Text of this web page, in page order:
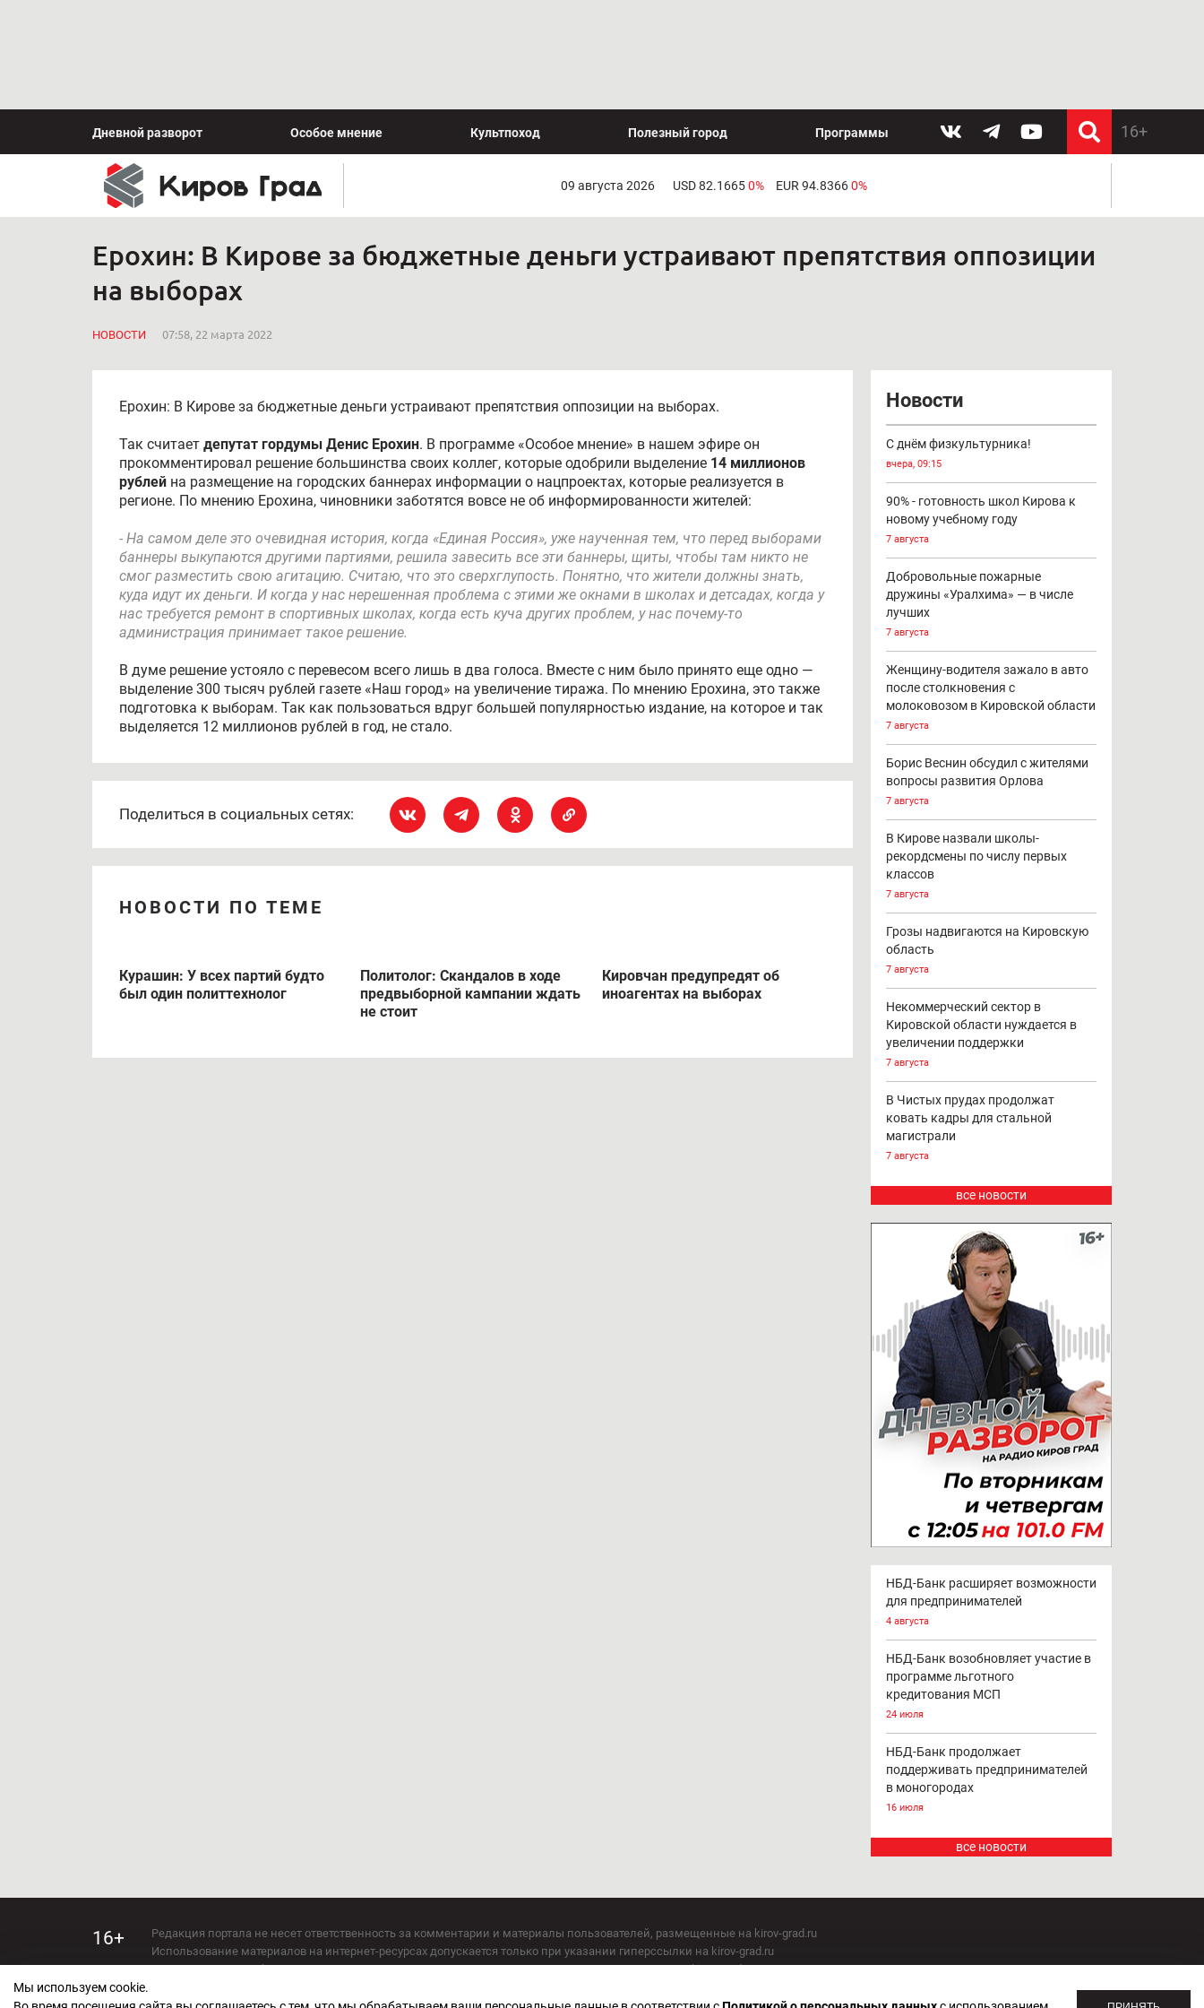
Дневной разворот Особое мнение Культпоход Полезный город Программы
09 августа 2026 USD 82.16650% EUR 94.83660%
Ерохин: В Кирове за бюджетные деньги устраивают препятствия оппозиции
на выборах
НОВОСТИ 07:58, 22 марта 2022
Ерохин: В Кирове за бюджетные деньги устраивают препятствия оппозиции на выборах.
Так считает депутат гордумы Денис Ерохин. В программе «Особое мнение» в нашем эфире он
прокомментировал решение большинства своих коллег, которые одобрили выделение 14 миллионов
рублей на размещение на городских баннерах информации о нацпроектах, которые реализуется в
регионе. По мнению Ерохина, чиновники заботятся вовсе не об информированности жителей:
- На самом деле это очевидная история, когда «Единая Россия», уже наученная тем, что перед выборами
баннеры выкупаются другими партиями, решила завесить все эти баннеры, щиты, чтобы там никто не
смог разместить свою агитацию. Считаю, что это сверхглупость. Понятно, что жители должны знать,
куда идут их деньги. И когда у нас нерешенная проблема с этими же окнами в школах и детсадах, когда у
нас требуется ремонт в спортивных школах, когда есть куча других проблем, у нас почему-то
администрация принимает такое решение.
В думе решение устояло с перевесом всего лишь в два голоса. Вместе с ним было принято еще одно —
выделение 300 тысяч рублей газете «Наш город» на увеличение тиража. По мнению Ерохина, это также
подготовка к выборам. Так как пользоваться вдруг большей популярностью издание, на которое и так
выделяется 12 миллионов рублей в год, не стало.
Поделиться в социальных сетях:
НОВОСТИ ПО ТЕМЕ
Курашин: У всех партий будто
был один политтехнолог
Политолог: Скандалов в ходе
предвыборной кампании ждать
не стоит
Кировчан предупредят об
иноагентах на выборах
Новости
С днём физкультурника!
вчера, 09:15
90% - готовность школ Кирова к
новому учебному году
7 августа
Добровольные пожарные
дружины «Уралхима» — в числе
лучших
7 августа
Женщину-водителя зажало в авто
после столкновения с
молоковозом в Кировской области
7 августа
Борис Веснин обсудил с жителями
вопросы развития Орлова
7 августа
В Кирове назвали школы-
рекордсмены по числу первых
классов
7 августа
Грозы надвигаются на Кировскую
область
7 августа
Некоммерческий сектор в
Кировской области нуждается в
увеличении поддержки
7 августа
В Чистых прудах продолжат
ковать кадры для стальной
магистрали
7 августа
все новости
НБД-Банк расширяет возможности
для предпринимателей
4 августа
НБД-Банк возобновляет участие в
программе льготного
кредитования МСП
24 июля
НБД-Банк продолжает
поддерживать предпринимателей
в моногородах
16 июля
все новости
16+
Редакция портала не несет ответственность за комментарии и материалы пользователей, размещенные на kirov-grad.ru
Использование материалов на интернет-ресурсах допускается только при указании гиперссылки на kirov-grad.ru
Использование любых материалов настоящего СМИ допускается только при указании на ресурс: kirov-grad.ru
СМИ зарегистрировано Федеральной службой по надзору в сфере связи, информационных технологий и массовых коммуникаций 20.07.2018. Регистрационный номер ЭЛ №
Мы используем cookie.